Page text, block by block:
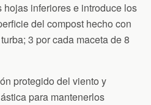
inferiores e introduce los
del compost hecho con
3 por cada maceta de 8
protegido del viento y
para mantenerlos